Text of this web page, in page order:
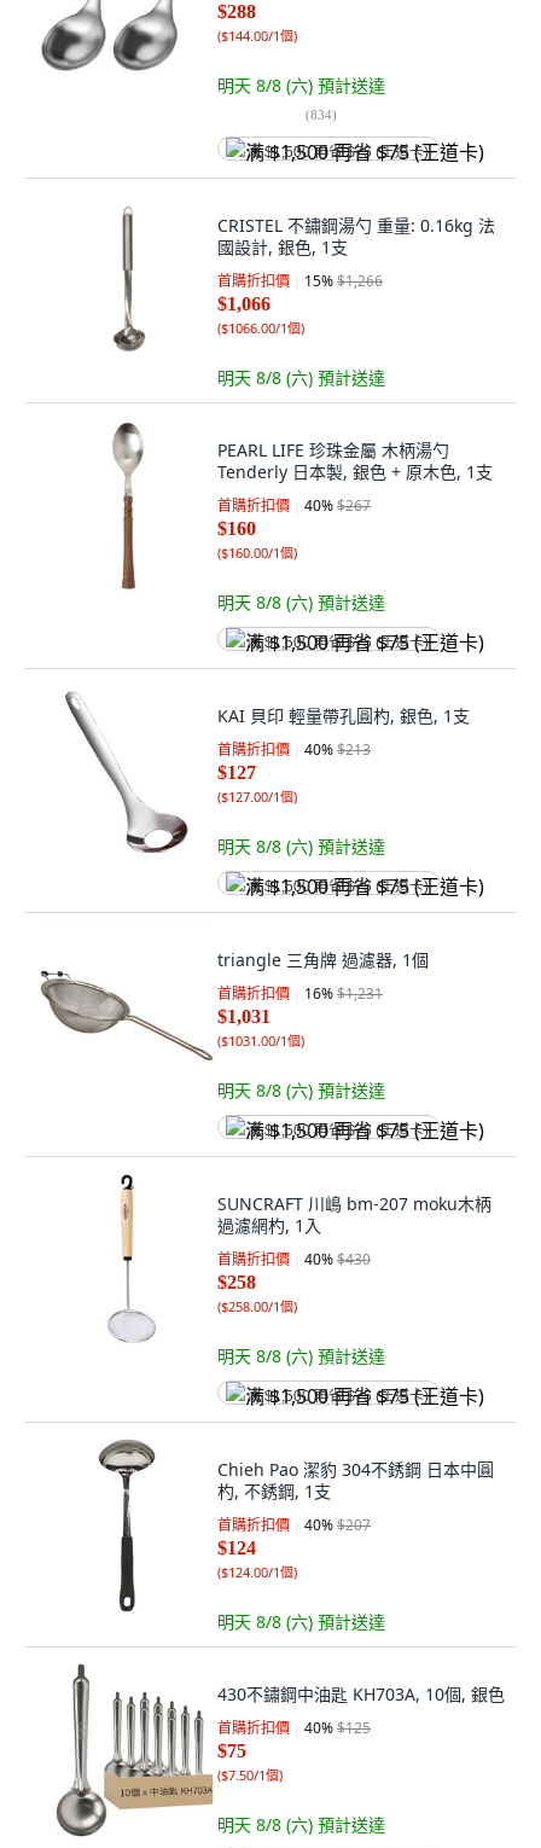
$288
($144.00/1個)
明天 8/8 (六) 預計送達
(834)
满 $1,500 再省 $75 (王道卡)
CRISTEL 不鏽鋼湯勺 重量: 0.16kg 法
國設計, 銀色, 1支
首購折扣價 15%$1,266
$1,066
($1066.00/1個)
明天 8/8 (六) 預計送達
PEARL LIFE 珍珠金屬 木柄湯勺
Tenderly 日本製, 銀色 + 原木色, 1支
首購折扣價 40%$267
$160
($160.00/1個)
明天 8/8 (六) 預計送達
满 $1,500 再省 $75 (王道卡)
KAI 貝印 輕量帶孔圓杓, 銀色, 1支
首購折扣價 40%$213
$127
($127.00/1個)
明天 8/8 (六) 預計送達
满 $1,500 再省 $75 (王道卡)
triangle 三角牌 過濾器, 1個
首購折扣價 16%$1,231
$1,031
($1031.00/1個)
明天 8/8 (六) 預計送達
满 $1,500 再省 $75 (王道卡)
SUNCRAFT 川嶋 bm-207 moku木柄
過濾網杓, 1入
首購折扣價 40%$430
$258
($258.00/1個)
明天 8/8 (六) 預計送達
满 $1,500 再省 $75 (王道卡)
Chieh Pao 潔豹 304不銹鋼 日本中圓
杓, 不銹鋼, 1支
首購折扣價 40%$207
$124
($124.00/1個)
明天 8/8 (六) 預計送達
430不鏽鋼中油匙 KH703A, 10個, 銀色
首購折扣價 40%$125
$75
($7.50/1個)
明天 8/8 (六) 預計送達